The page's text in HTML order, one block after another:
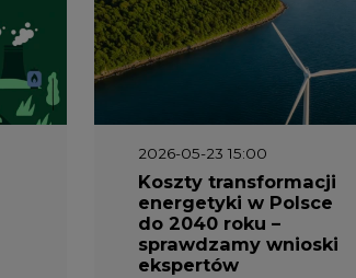
2026-05-23 15:00
Koszty transformacji
energetyki w Polsce
do 2040 roku –
sprawdzamy wnioski
ekspertów